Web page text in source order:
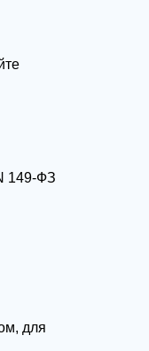
149-ФЗ
для